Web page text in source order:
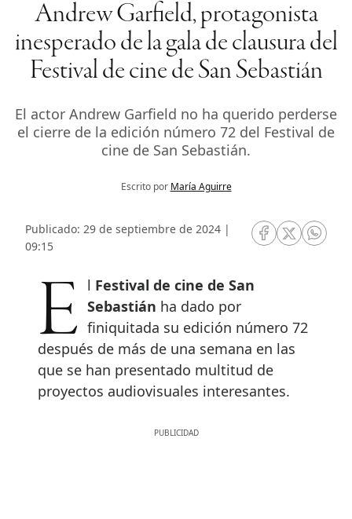
Andrew Garfield, protagonista
inesperado de la gala de clausura del
Festival de cine de San Sebastián
El actor Andrew Garfield no ha querido perderse
el cierre de la edición número 72 del Festival de
cine de San Sebastián.
Escrito por María Aguirre
Publicado: 29 de septiembre de 2024 |
09:15
RRSS Facebook
RRSSRRSS
El Festival de cine de San
Sebastián ha dado por
finiquitada su edición número 72
después de más de una semana en las
que se han presentado multitud de
proyectos audiovisuales interesantes.